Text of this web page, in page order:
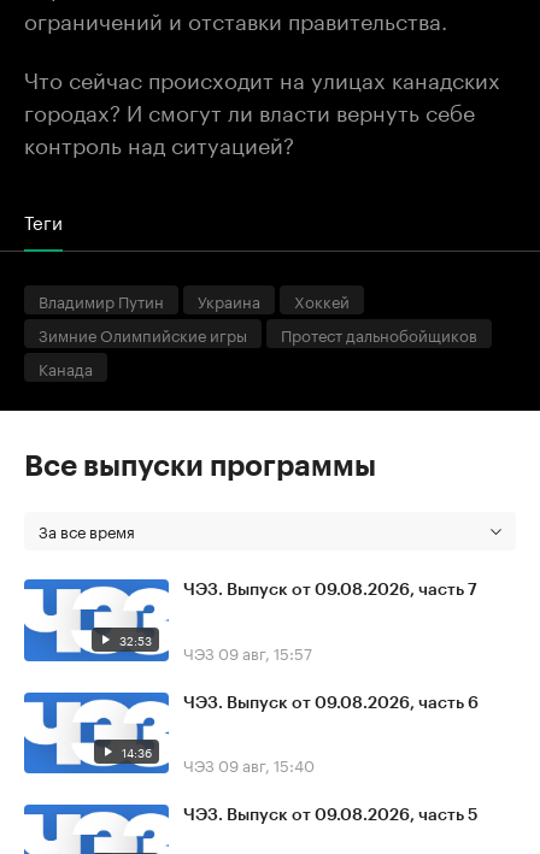
ограничений и отставки правительства.
Что сейчас происходит на улицах канадских
городах? И смогут ли власти вернуть себе
контроль над ситуацией?
Теги
Владимир Путин Украина
Хоккей
Зимние Олимпийские игры
Протест дальнобойщиков
Канада
Все выпуски программы
За все время
32:53
ЧЭЗ. Выпуск от 09.08.2026, часть 7
ЧЭЗ 09 авг, 15:57
14:36
ЧЭЗ. Выпуск от 09.08.2026, часть 6
ЧЭЗ 09 авг, 15:40
ЧЭЗ. Выпуск от 09.08.2026, часть 5